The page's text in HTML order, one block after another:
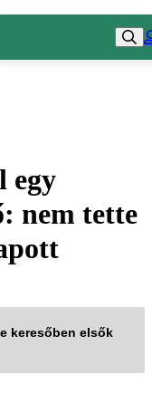
egy
nem tette
keresőben elsők